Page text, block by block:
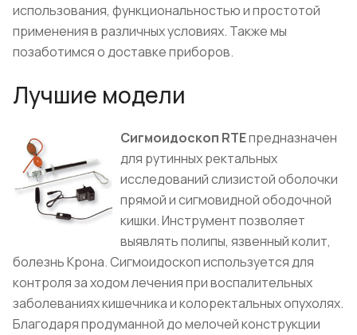
использования, функциональностью и простотой
применения в различных условиях. Также мы
позаботимся о доставке приборов.
Лучшие модели
Сигмоидоскоп RTEпредназначен
для рутинных ректальных
исследований слизистой оболочки
прямой и сигмовидной ободочной
кишки. Инструмент позволяет
выявлять полипы, язвенный колит,
болезнь Крона. Сигмоидоскоп используется для
контроля за ходом лечения при воспалительных
заболеваниях кишечника и колоректальных опухолях.
Благодаря продуманной до мелочей конструкции